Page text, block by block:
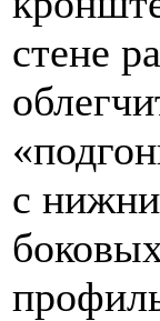
стене
с